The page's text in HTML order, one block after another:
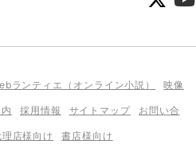
ランティエ（オンライン小説） 映像
採用情報 サイトマップ お問い合
店様向け 書店様向け